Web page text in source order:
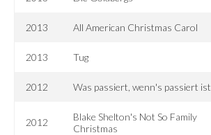
2013 All American Christmas Carol
2013 Tug
2012 Was passiert, wenn's passiert ist
2012
Blake Shelton's Not So Family
Christmas